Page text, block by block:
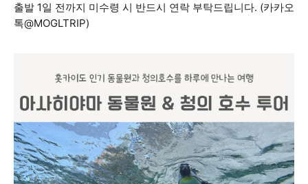
출발 1일 전까지 미수령 시 반드시 연락 부탁드립니다. (카카오
톡@MOGLTRIP)